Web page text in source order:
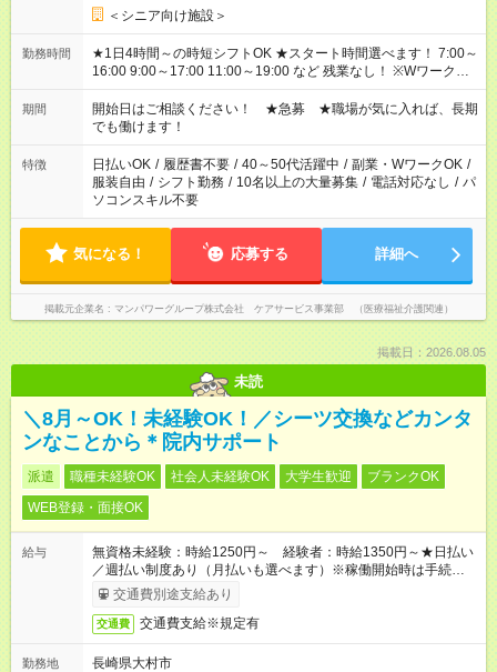
＜シニア向け施設＞
勤務時間
★1日4時間～の時短シフトOK ★スタート時間選べます！ 7:00～
16:00 9:00～17:00 11:00～19:00 など 残業なし！ ※Wワークの
場合、他のお仕事と合わせ週40時間超の就業はご案内できませ
ん ※法令に基づき、週20時間以上勤務は社会保険への加入対象
となります ※労働者派遣法（日雇い派遣の原則禁止）により、
短時間・短期間の就業はご案内が難しい場合があります
期間
開始日はご相談ください！ ★急募 ★職場が気に入れば、長期
でも働けます！
特徴 日払いOK / 履歴書不要 / 40～50代活躍中 / 副業・WワークOK /
服装自由 / シフト勤務 / 10名以上の大量募集 / 電話対応なし / パ
ソコンスキル不要
気になる！ 応募する 詳細へ
掲載元企業名 マンパワーグループ株式会社 ケアサービス事業部 （医療福祉介護関連）
掲載日：2026.08.05
未読
＼8月～OK！未経験OK！／シーツ交換などカンタ
ンなことから＊院内サポート
派遣 職種未経験OK 社会人未経験OK 大学生歓迎
ブランクOK
WEB登録・面接OK
給与
無資格未経験：時給1250円～ 経験者：時給1350円～★日払い
／週払い制度あり（月払いも選べます）※稼働開始時は手続き完
了次第のお支払いとなります。
交通費別途支給あり
交通費 交通費支給※規定有
勤務地
長崎県大村市